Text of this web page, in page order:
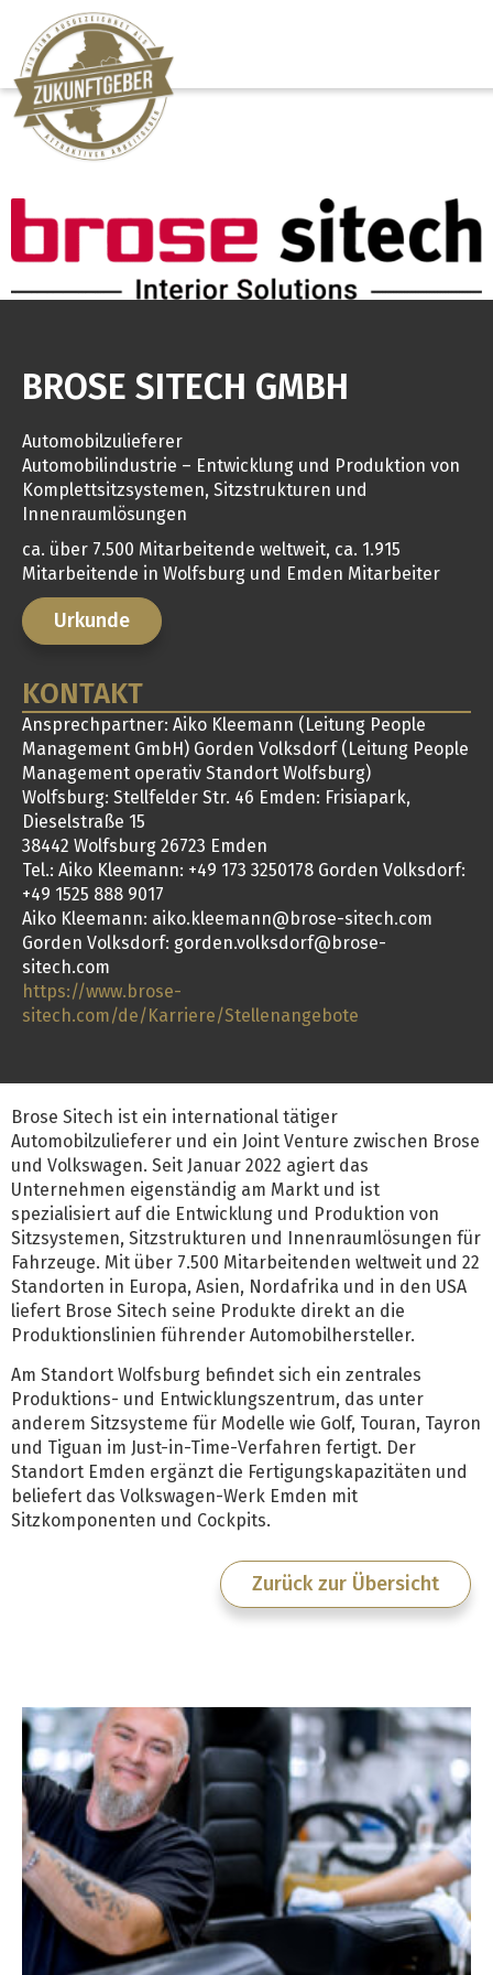
BROSE SITECH GMBH
Automobilzulieferer
Automobilindustrie – Entwicklung und Produktion von
Komplettsitzsystemen, Sitzstrukturen und
Innenraumlösungen
ca. über 7.500 Mitarbeitende weltweit, ca. 1.915
Mitarbeitende in Wolfsburg und Emden Mitarbeiter
Urkunde
KONTAKT
Ansprechpartner: Aiko Kleemann (Leitung People
Management GmbH) Gorden Volksdorf (Leitung People
Management operativ Standort Wolfsburg)
Wolfsburg: Stellfelder Str. 46 Emden: Frisiapark,
Dieselstraße 15
38442 Wolfsburg 26723 Emden
Tel.: Aiko Kleemann: +49 173 3250178 Gorden Volksdorf:
+49 1525 888 9017
Aiko Kleemann: aiko.kleemann@brose-sitech.com
Gorden Volksdorf: gorden.volksdorf@brose-
sitech.com
https://www.brose-
sitech.com/de/Karriere/Stellenangebote
Brose Sitech ist ein international tätiger
Automobilzulieferer und ein Joint Venture zwischen Brose
und Volkswagen. Seit Januar 2022 agiert das
Unternehmen eigenständig am Markt und ist
spezialisiert auf die Entwicklung und Produktion von
Sitzsystemen, Sitzstrukturen und Innenraumlösungen für
Fahrzeuge. Mit über 7.500 Mitarbeitenden weltweit und 22
Standorten in Europa, Asien, Nordafrika und in den USA
liefert Brose Sitech seine Produkte direkt an die
Produktionslinien führender Automobilhersteller.
Am Standort Wolfsburg befindet sich ein zentrales
Produktions- und Entwicklungszentrum, das unter
anderem Sitzsysteme für Modelle wie Golf, Touran, Tayron
und Tiguan im Just-in-Time-Verfahren fertigt. Der
Standort Emden ergänzt die Fertigungskapazitäten und
beliefert das Volkswagen-Werk Emden mit
Sitzkomponenten und Cockpits.
Zurück zur Übersicht